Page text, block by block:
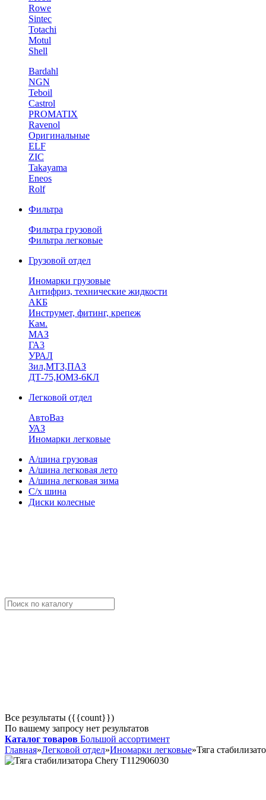
Rowe
Sintec
Totachi
Motul
Shell
Bardahl
NGN
Teboil
Castrol
PROMATIX
Ravenol
Оригинальные
ELF
ZIC
Takayama
Eneos
Rolf
Фильтра
Фильтра грузовой
Фильтра легковые
Грузовой отдел
Иномарки грузовые
Антифриз, технические жидкости
АКБ
Инструмет, фитинг, крепеж
Кам.
МАЗ
ГА3
УРАЛ
Зил,МТЗ,ПАЗ
ДТ-75,ЮМЗ-6КЛ
Легковой отдел
АвтоВаз
УАЗ
Иномарки легковые
А/шина грузовая
А/шина легковая лето
А/шина легковая зима
С/х шина
Диски колесные
Все результаты ({{count}})
По вашему запросу нет результатов
Каталог товаров Большой ассортимент
Главная»Легковой отдел»Иномарки легковые»Тяга